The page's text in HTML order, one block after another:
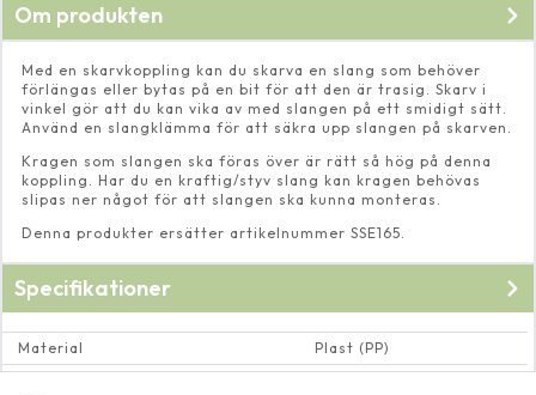
Om produkten
Med en skarvkoppling kan du skarva en slang som behöver
förlängas eller bytas på en bit för att den är trasig. Skarv i
vinkel gör att du kan vika av med slangen på ett smidigt sätt.
Använd en slangklämma för att säkra upp slangen på skarven.
Kragen som slangen ska föras över är rätt så hög på denna
koppling. Har du en kraftig/styv slang kan kragen behövas
slipas ner något för att slangen ska kunna monteras.
Denna produkter ersätter artikelnummer SSE165.
Specifikationer
Material
Plast (PP)